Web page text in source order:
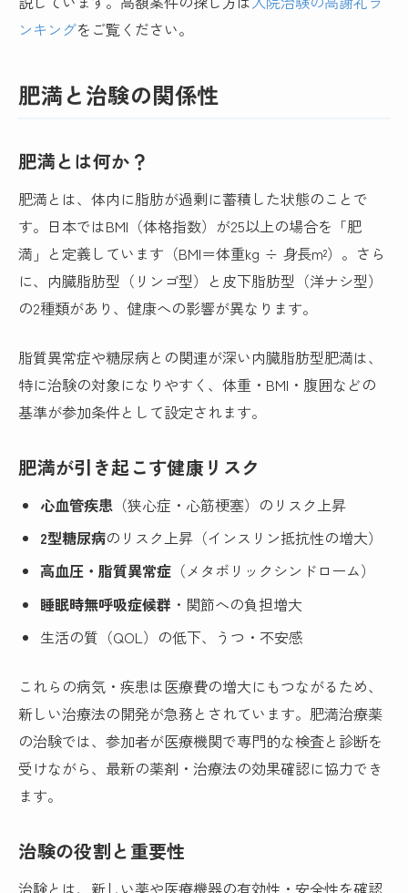
ンキングをご覧ください。
肥満と治験の関係性
肥満とは何か？
肥満とは、体内に脂肪が過剰に蓄積した状態のことで
す。日本ではBMI（体格指数）が25以上の場合を「肥
満」と定義しています（BMI＝体重kg ÷ 身長m²）。さら
に、内臓脂肪型（リンゴ型）と皮下脂肪型（洋ナシ型）
の2種類があり、健康への影響が異なります。
脂質異常症や糖尿病との関連が深い内臓脂肪型肥満は、
特に治験の対象になりやすく、体重・BMI・腹囲などの
基準が参加条件として設定されます。
肥満が引き起こす健康リスク
心血管疾患 （狭心症・心筋梗塞）のリスク上昇
2型糖尿病のリスク上昇（インスリン抵抗性の増大）
高血圧・脂質異常症 （メタボリックシンドローム）
睡眠時無呼吸症候群 ・関節への負担増大
生活の質（QOL）の低下、うつ・不安感
これらの病気・疾患は医療費の増大にもつながるため、
新しい治療法の開発が急務とされています。肥満治療薬
の治験では、参加者が医療機関で専門的な検査と診断を
受けながら、最新の薬剤・治療法の効果確認に協力でき
ます。
治験の役割と重要性
治験とは、新しい薬や医療機器の有効性・安全性を確認